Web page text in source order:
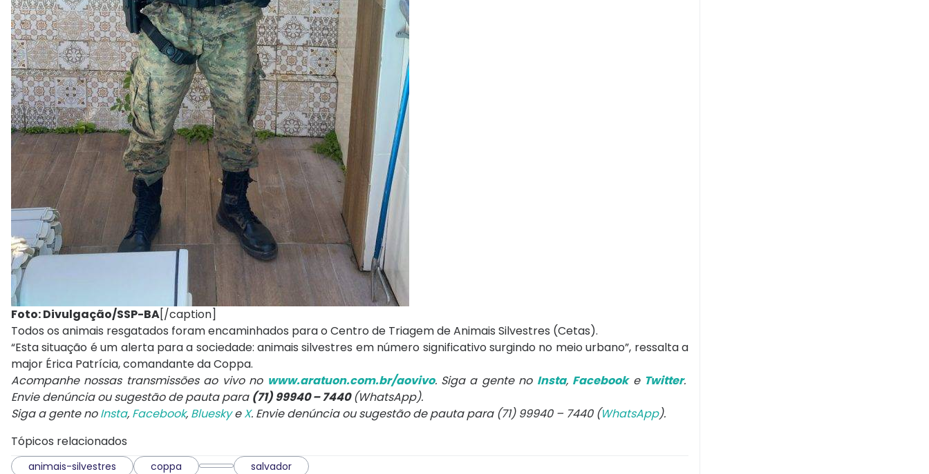
Foto: Divulgação/SSP-BA[/caption]
Todos os animais resgatados foram encaminhados para o Centro de Triagem de Animais Silvestres (Cetas).
“Esta situação é um alerta para a sociedade: animais silvestres em número significativo surgindo no meio urbano”, ressalta a
major Érica Patrícia, comandante da Coppa.
Acompanhe nossas transmissões ao vivo no www.aratuon.com.br/aovivo. Siga a gente no Insta, Facebooke Twitter.
Envie denúncia ou sugestão de pauta para (71) 99940 – 7440(WhatsApp).
Siga a gente noInsta, Facebook, BlueskyeX. Envie denúncia ou sugestão de pauta para (71) 99940 – 7440 (WhatsApp).
Tópicos relacionados
animais-silvestres coppa salvador